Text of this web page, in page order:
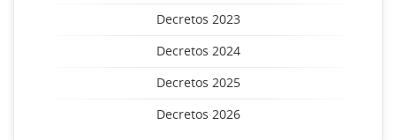
Decretos 2023
Decretos 2024
Decretos 2025
Decretos 2026